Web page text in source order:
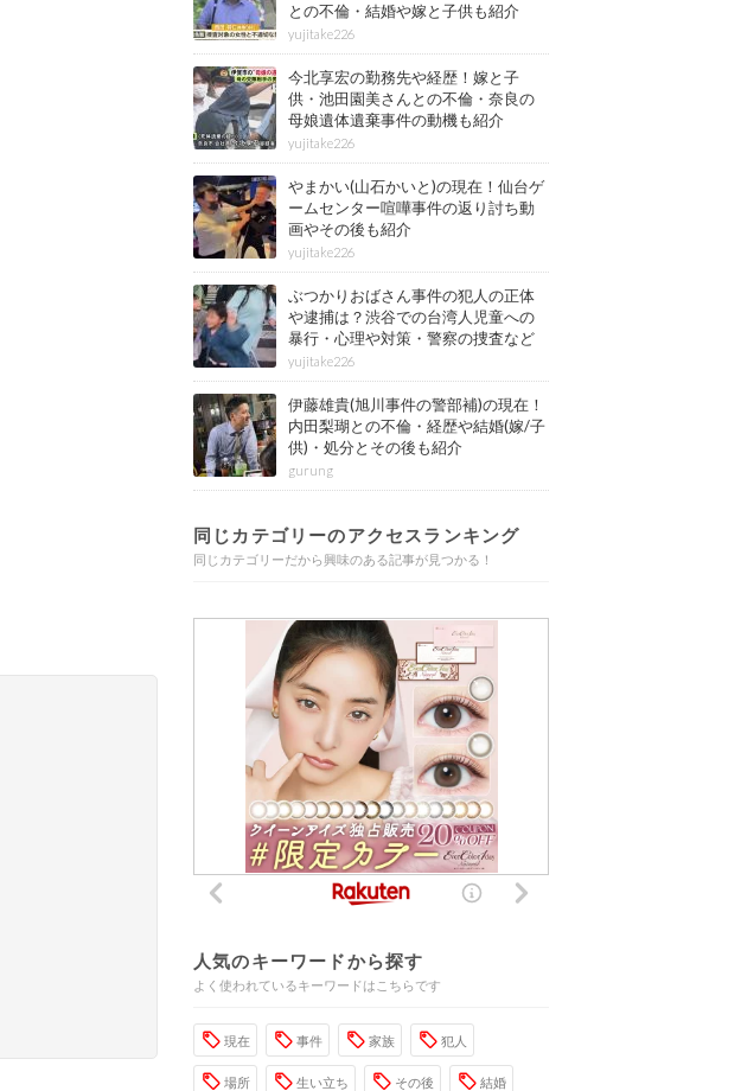
との不倫・結婚や嫁と子供も紹介
yujitake226
今北享宏の勤務先や経歴！嫁と子
供・池田園美さんとの不倫・奈良の
母娘遺体遺棄事件の動機も紹介
yujitake226
やまかい(山石かいと)の現在！仙台ゲ
ームセンター喧嘩事件の返り討ち動
画やその後も紹介
yujitake226
ぶつかりおばさん事件の犯人の正体
や逮捕は？渋谷での台湾人児童への
暴行・心理や対策・警察の捜査など
その後も紹介
yujitake226
伊藤雄貴(旭川事件の警部補)の現在！
内田梨瑚との不倫・経歴や結婚(嫁/子
供)・処分とその後も紹介
gurung
同じカテゴリーのアクセスランキング
同じカテゴリーだから興味のある記事が見つかる！
人気のキーワードから探す
よく使われているキーワードはこちらです
現在 事件 家族 犯人
場所 生い立ち その後 結婚